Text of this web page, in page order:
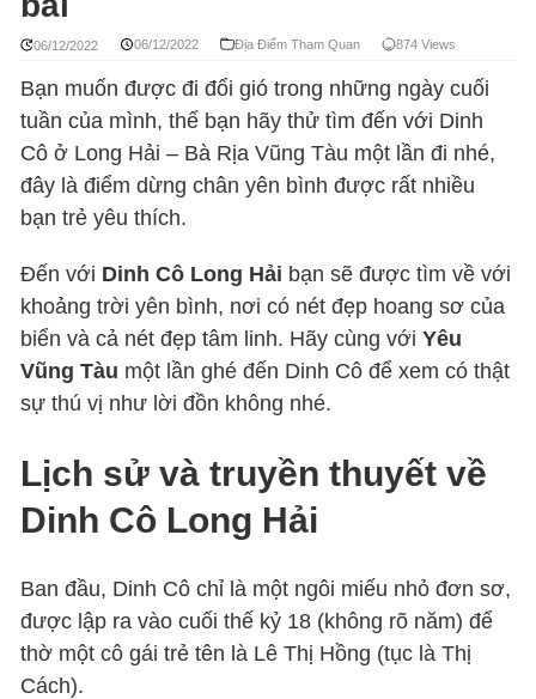
06/12/2022 06/12/2022 Địa Điểm Tham Quan 874 Views
Bạn muốn được đi đổi gió trong những ngày cuối
tuần của mình, thế bạn hãy thử tìm đến với Dinh
Cô ở Long Hải – Bà Rịa Vũng Tàu một lần đi nhé,
đây là điểm dừng chân yên bình được rất nhiều
bạn trẻ yêu thích.
Đến với Dinh Cô Long Hải bạn sẽ được tìm về với
khoảng trời yên bình, nơi có nét đẹp hoang sơ của
biển và cả nét đẹp tâm linh. Hãy cùng vớiYêu
Vũng Tàu một lần ghé đến Dinh Cô để xem có thật
sự thú vị như lời đồn không nhé.
Lịch sử và truyền thuyết về
Dinh Cô Long Hải
Ban đầu, Dinh Cô chỉ là một ngôi miếu nhỏ đơn sơ,
được lập ra vào cuối thế kỷ 18 (không rõ năm) để
thờ một cô gái trẻ tên là Lê Thị Hồng (tục là Thị
Cách).